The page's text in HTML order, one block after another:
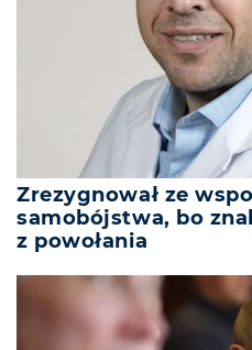
Zrezygnował ze
samobójstwa, bo
z powołania